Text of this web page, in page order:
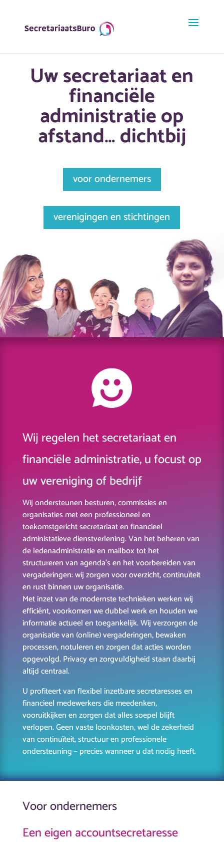
Uw secretariaat en
financiële
administratie op
afstand… dichtbij
voor ondernemers
verenigingen en stichtingen
Wij regelen het secretariaat en
financiële administratie, u focust op
uw vereniging of bedrijf
Wij ondersteunen besturen, commissies en
organisaties met een professioneel en
toekomstgericht secretariaat en financieel
administatieve dienstverlening. Van het beheren van
de ledenadministratie en mailbox tot het
structureren van agenda’s en het voorbereiden van
vergaderingen: wij zorgen voor overzicht, continuïteit
en rust binnen uw organisatie.
Met inzet van de modernste technieken werken wij
efficiënt, voorkomen we dubbel werk en houden we
informatie actueel en toegankelijk. Wij verzorgen de
organisatie van(online) vergaderingen, bewaken
processen, notuleren en zorgen dat acties worden
opgevolgd. Privacy en zorgvuldigheid staan daarbij
altijd centraal.
U profiteert van flexibel inzetbare secretaresses en
financieel medewerkers die meedenken,
vooruitkijken en zorgen dat alles soepel blijft
verlopen. Geen vaste loonkosten, wel de zekerheid
van continuïteit, structuur en professionele
ondersteuning – precies wanneer u dat nodig heeft.
Voor ondernemers
Een eigen accountsecretaresse